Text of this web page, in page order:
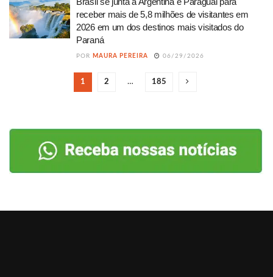
receber mais de 5,8 milhões de visitantes em
2026 em um dos destinos mais visitados do
Paraná
POR MAURA PEREIRA 06/29/2026
1 2 … 185